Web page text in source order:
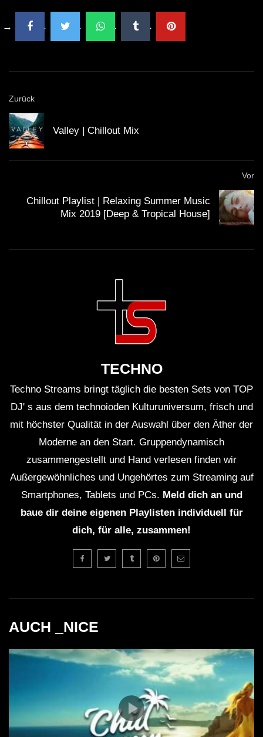
3 HOURS Relax Ambient Music |
Wonderful Lounge Chillout | Long
Playlist
Beautiful Vietnam Chillout & Lounge
Chill House Playlist | Relaxing Summer
Zurück
Valley | Chillout Mix
Vor
Chillout Playlist | Relaxing Summer Music
Mix 2019 [Deep & Tropical House]
TECHNO
Techno Streams bringt täglich die besten Sets von TOP
DJ' s aus dem technoioden Kulturuniversum, frisch und
mit höchster Qualität in der Auswahl über den Äther der
Moderne an den Start. Gruppendynamisch
zusammengestellt und Hand verlesen finden wir
Außergewöhnliches und Ungehörtes zum Streaming auf
Smartphones, Tablets und PCs. Meld dich an und
baue dir deine eigenen Playlisten individuell für
dich, für alle, zusammen!
AUCH _NICE